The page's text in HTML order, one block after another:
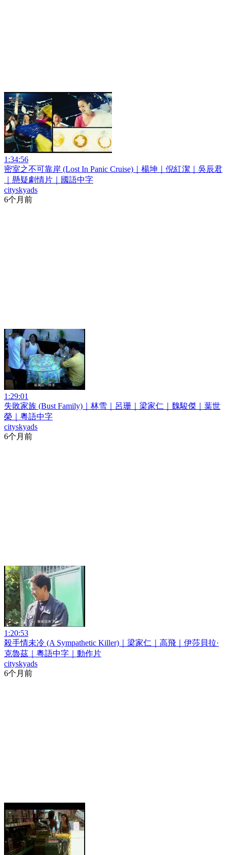
1:34:56
密室之不可靠岸 (Lost In Panic Cruise)｜楊坤｜倪紅潔｜吳辰君
｜懸疑劇情片｜國語中字
cityskyads
6个月前
1:29:01
失敗家族 (Bust Family)｜林雪｜呂珊｜梁家仁｜魏駿傑｜葉世
榮｜粵語中字
cityskyads
6个月前
1:20:53
殺手情未冷 (A Sympathetic Killer)｜梁家仁｜高飛｜伊莎貝拉·
克魯茲｜粵語中字｜動作片
cityskyads
6个月前